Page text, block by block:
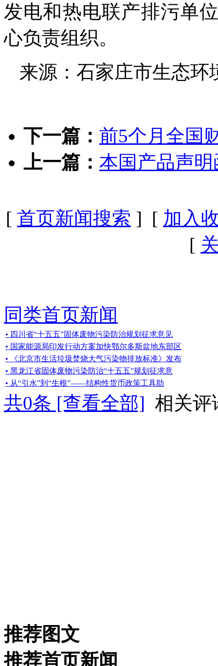
发电和热电联产排污单
心负责组织。
来源：石家庄市生态环
下一篇： 前5个月全国
上一篇： 本国产品声
[ 首页新闻搜索 ] [ 加入
[
同类首页新闻
• 四川省“十五五”固体废物污染防治规划征求意见
• 国家能源局印发行动方案加快鄂尔多斯盆地东部区
• 《北京市生活垃圾焚烧大气污染物排放标准》发布
• 黑龙江省固体废物污染防治“十五五”规划征求意
• 从“引水”到“生根”——结构性货币政策工具助
共0条 [查看全部] 相关评
推荐图文
推荐首页新闻